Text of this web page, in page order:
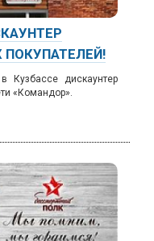
Кузбассе дискаунтер
«Командор».